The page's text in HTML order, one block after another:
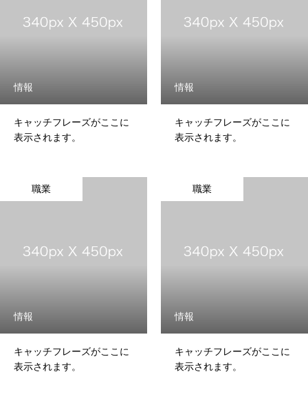
情報
キャッチフレーズがここに
表示されます。
情報
キャッチフレーズがここに
表示されます。
職業
情報
キャッチフレーズがここに
表示されます。
職業
情報
キャッチフレーズがここに
表示されます。